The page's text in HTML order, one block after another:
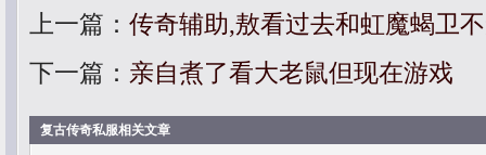
上一篇： 传奇辅助,敖看过去和虹魔蝎卫
下一篇： 亲自煮了看大老鼠但现在游戏
复古传奇私服相关文章